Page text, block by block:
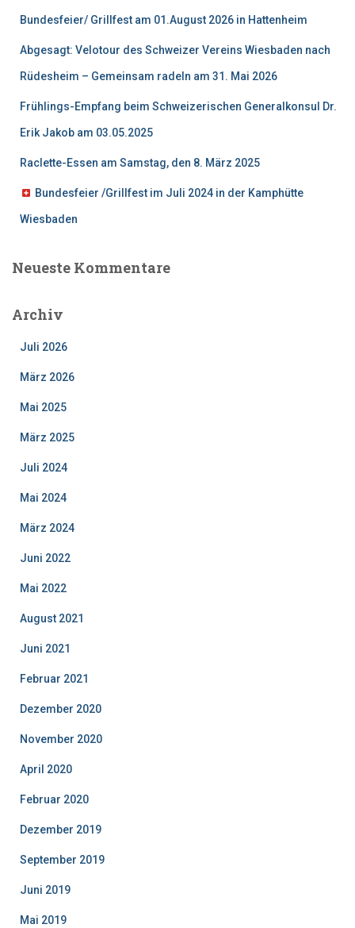
Bundesfeier/ Grillfest am 01.August 2026 in Hattenheim
Abgesagt: Velotour des Schweizer Vereins Wiesbaden nach
Rüdesheim – Gemeinsam radeln am 31. Mai 2026
Frühlings-Empfang beim Schweizerischen Generalkonsul Dr.
Erik Jakob am 03.05.2025
Raclette-Essen am Samstag, den 8. März 2025
Bundesfeier /Grillfest im Juli 2024 in der Kamphütte
Wiesbaden
Neueste Kommentare
Archiv
Juli 2026
März 2026
Mai 2025
März 2025
Juli 2024
Mai 2024
März 2024
Juni 2022
Mai 2022
August 2021
Juni 2021
Februar 2021
Dezember 2020
November 2020
April 2020
Februar 2020
Dezember 2019
September 2019
Juni 2019
Mai 2019